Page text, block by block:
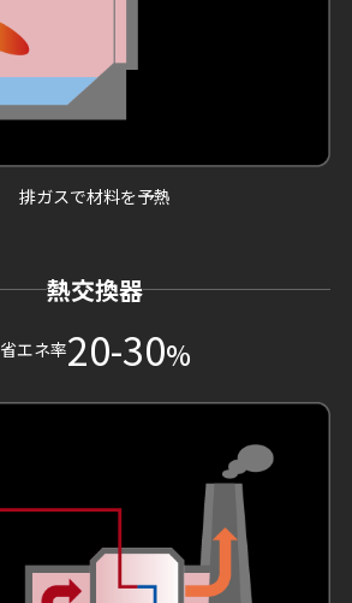
排ガスで材料を予熱
熱交換器
省エネ率20-30%